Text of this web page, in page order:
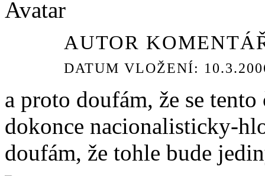
AUTOR
DATUM VLOŽENÍ:
a proto doufám, že se
dokonce nacionalisticky-
doufám, že tohle bude